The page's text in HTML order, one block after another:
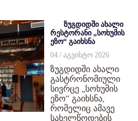
ზუგდიდში ახალი
რესტორანი „სოხუმის
ეზო“ გაიხსნა
04 / აგვისტო 2026
ზუგდიდში ახალი
გასტრონომიული
სივრცე „სოხუმის
ეზო“ გაიხსნა,
რომელიც ამავე
სახელწოდების